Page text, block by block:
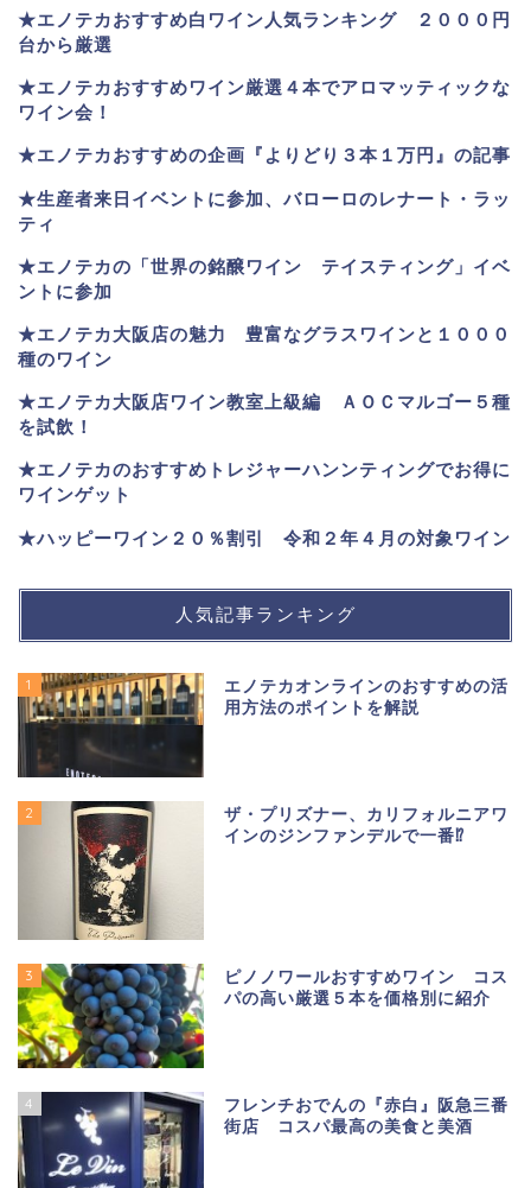
★エノテカおすすめ白ワイン人気ランキング ２０００円
台から厳選
★エノテカおすすめワイン厳選４本でアロマッティックな
ワイン会！
★エノテカおすすめの企画『よりどり３本１万円』の記事
★生産者来日イベントに参加、バローロのレナート・ラッ
ティ
★エノテカの「世界の銘醸ワイン テイスティング」イベ
ントに参加
★エノテカ大阪店の魅力 豊富なグラスワインと１０００
種のワイン
★エノテカ大阪店ワイン教室上級編 ＡＯＣマルゴー５種
を試飲！
★エノテカのおすすめトレジャーハンンティングでお得に
ワインゲット
★ハッピーワイン２０％割引 令和２年４月の対象ワイン
人気記事ランキング
1
エノテカオンラインのおすすめの活
用方法のポイントを解説
2
ザ・プリズナー、カリフォルニアワ
インのジンファンデルで一番⁉
3
ピノノワールおすすめワイン コス
パの高い厳選５本を価格別に紹介
4
フレンチおでんの『赤白』阪急三番
街店 コスパ最高の美食と美酒